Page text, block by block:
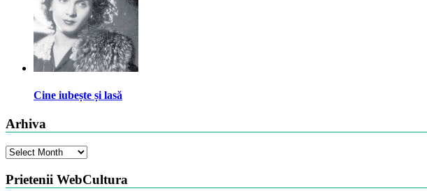
Cine iubește și lasă
Arhiva
Arhiva
Prietenii WebCultura